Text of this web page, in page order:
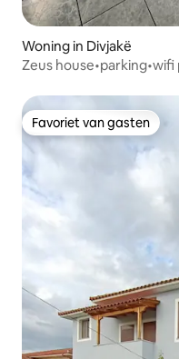
Woning in Divjakë
Zeus
Favoriet van gasten
Favoriet van gasten